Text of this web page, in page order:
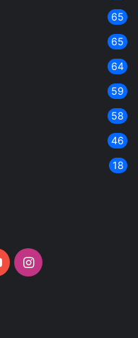
65
65
64
59
58
46
18
YouTubeInstagram